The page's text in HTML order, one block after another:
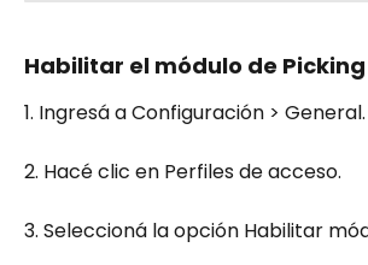
Habilitar el módulo de Picking
1. Ingresá a Configuración > General.
2. Hacé clic en Perfiles de acceso.
3. Seleccioná la opción Habilitar